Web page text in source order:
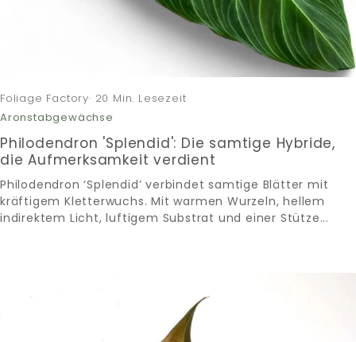
Foliage Factory· 20 Min. Lesezeit
Aronstabgewächse
Philodendron 'Splendid': Die samtige Hybride,
die Aufmerksamkeit verdient
Philodendron ‘Splendid’ verbindet samtige Blätter mit
kräftigem Kletterwuchs. Mit warmen Wurzeln, hellem
indirektem Licht, luftigem Substrat und einer Stütze...